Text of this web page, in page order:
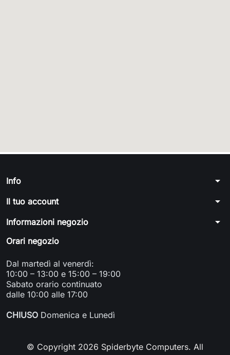
Info arrow_drop_down
Il tuo account arrow_drop_down
Informazioni negozio arrow_drop_down
Orari negozio
Dal martedì al venerdì:
10:00 – 13:00 e 15:00 – 19:00
Sabato orario continuato
dalle 10:00 alle 17:00
CHIUSO Domenica e Lunedì
© Copyright 2026 Spiderbyte Computers. All